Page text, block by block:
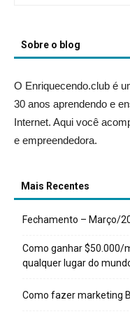
Sobre o blog
O Enriquecendo.club é
30 anos aprendendo e
Internet. Aqui você
e empreendedora.
Mais Recentes
Fechamento – Março/
Como ganhar $50.000/
qualquer lugar do
Como fazer marketing